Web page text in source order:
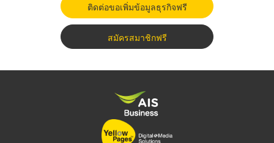
ติดต่อขอเพิ่มข้อมูลธุรกิจฟรี
สมัครสมาชิกฟรี